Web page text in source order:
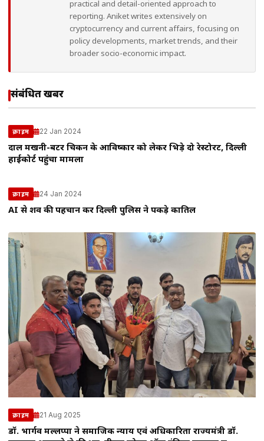
practical and detail-oriented approach to
reporting. Aniket writes extensively on
cryptocurrency and current affairs, focusing on
policy developments, market trends, and their
broader socio-economic impact.
संबंधित खबरें
क्राइम 22 Jan 2024
दाल मखनी-बटर चिकन के आविष्कार को लेकर भिड़े दो रेस्टोरेंट, दिल्ली
हाईकोर्ट पहुंचा मामला
क्राइम 24 Jan 2024
AI से शव की पहचान कर दिल्ली पुलिस ने पकड़े कातिल
क्राइम 21 Aug 2025
डॉ. भार्गव मल्लप्पा ने समाजिक न्याय एवं अधिकारिता राज्यमंत्री डॉ.